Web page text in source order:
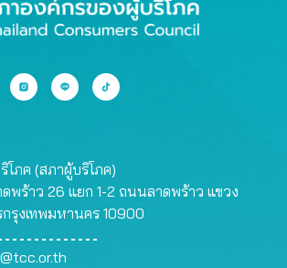
โภค (สภาผู้บริโภค)
ดพร้าว 26 แยก 1-2 ถนนลาดพร้าว แขวง
รุงเทพมหานคร 10900